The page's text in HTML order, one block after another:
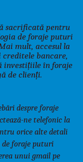
sacrificată pentru
de foraje puturi
mult, accesul la
bancare,
investițiile în foraje
de clienți.
despre foraje
ne telefonic la
orice alte detali
de foraje puturi
unui gmail pe